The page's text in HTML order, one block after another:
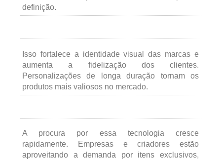
definição.
Isso fortalece a identidade visual das marcas e
aumenta a fidelização dos clientes.
Personalizações de longa duração tornam os
produtos mais valiosos no mercado.
A procura por essa tecnologia cresce
rapidamente. Empresas e criadores estão
aproveitando a demanda por itens exclusivos,